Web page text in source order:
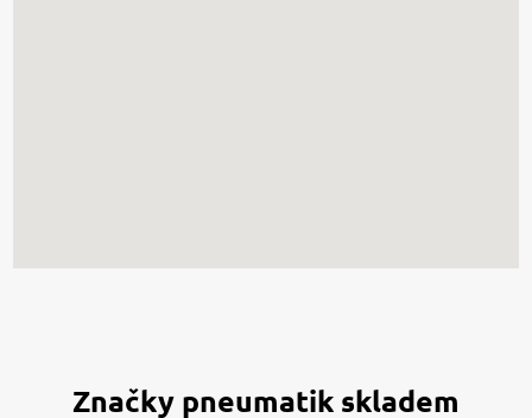
Značky pneumatik skladem